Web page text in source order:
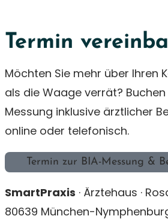
Termin
Möchten Sie mehr über Ihren
als die Waage verrät? Buchen
Messung inklusive ärztlicher
online oder telefonisch.
Termin zur BIA-Messung &
SmartPraxis · Ärztehaus ·
80639 München-